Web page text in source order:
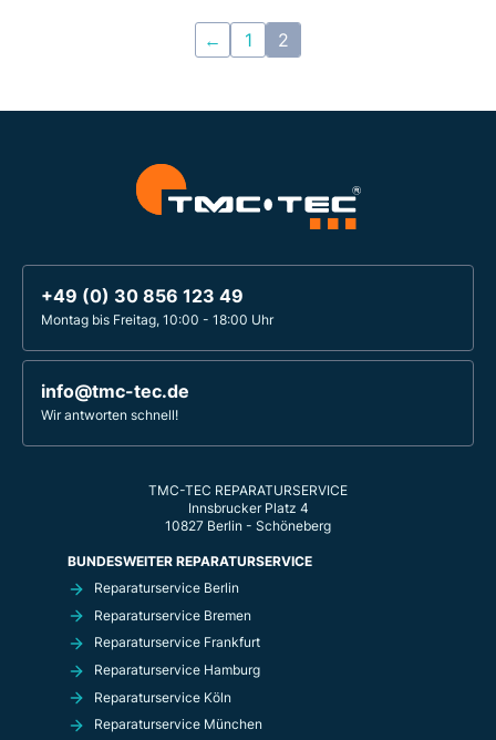
← 1 2
+49 (0) 30 856 123 49
Montag bis Freitag, 10:00 - 18:00 Uhr
info@tmc-tec.de
Wir antworten schnell!
TMC-TEC REPARATURSERVICE
Innsbrucker Platz 4
10827 Berlin - Schöneberg
BUNDESWEITER REPARATURSERVICE
Reparaturservice Berlin
Reparaturservice Bremen
Reparaturservice Frankfurt
Reparaturservice Hamburg
Reparaturservice Köln
Reparaturservice München